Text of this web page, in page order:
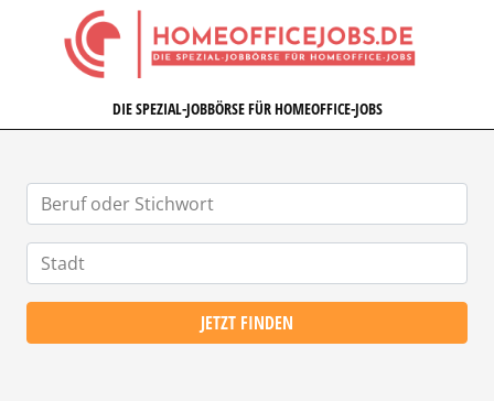
HOMEOFFICEJOBS.DE
DIE SPEZIAL-JOBBÖRSE FÜR HOMEOFFICE-JOBS
JETZT FINDEN